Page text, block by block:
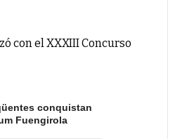
con el XXXIII Concurso
conquistan
Fuengirola